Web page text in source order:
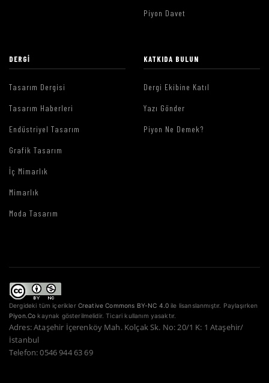
Piyon Davet
DERGI
Tasarım Dergisi
Tasarım Haberleri
Endüstriyel Tasarım
Grafik Tasarım
İç Mimarlık
Mimarlık
Moda Tasarım
KATKIDA BULUN
Dergi Ekibine Katıl
Yazı Gönder
Piyon Ne Demek?
Dergideki tüm içerikler Creative Commons BY-NC 4.0 ile lisanslanmıştır. Paylaşırken
Piyon.Co kaynak gösterilmelidir. Ticari kullanım yasaktır.
Adres: Ataşehir İçerenköy Mah. Kolçak Sk. No: 20/1 K: 1 Ataşehir/
İstanbul
Telefon: 0546 944 63 69